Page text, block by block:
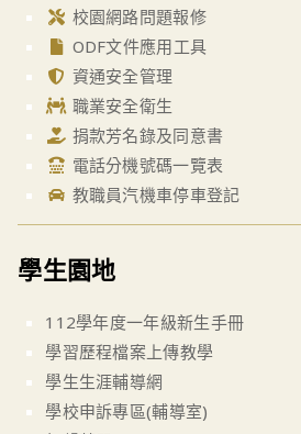
校園網路問題報修
ODF文件應用工具
資通安全管理
職業安全衛生
捐款芳名錄及同意書
電話分機號碼一覽表
教職員汽機車停車登記
學生園地
112學年度一年級新生手冊
學習歷程檔案上傳教學
學生生涯輔導網
學校申訴專區(輔導室)